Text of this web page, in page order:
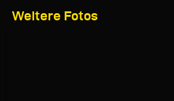
Weitere Fotos